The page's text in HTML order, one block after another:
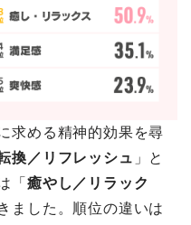
求める精神的効果を尋
換／リフレッシュ 」と
「癒やし／リラック
ました。順位の違いは